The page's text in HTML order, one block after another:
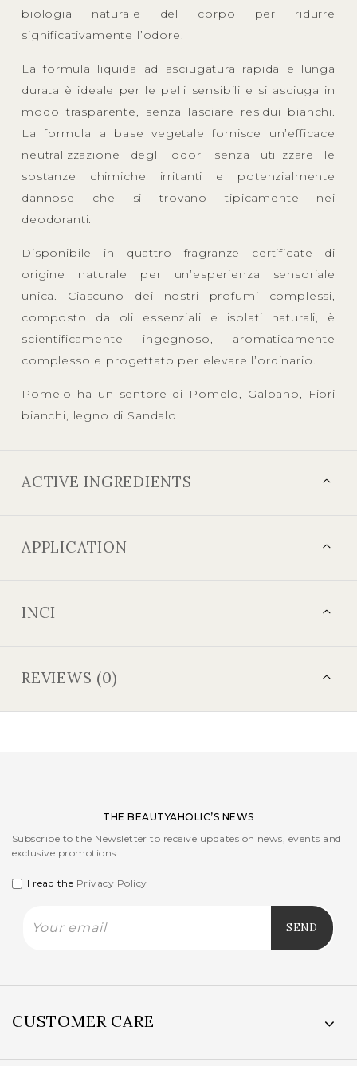
biologia naturale del corpo per ridurre
significativamente l’odore.
La formula liquida ad asciugatura rapida e lunga
durata è ideale per le pelli sensibili e si asciuga in
modo trasparente, senza lasciare residui bianchi.
La formula a base vegetale fornisce un’efficace
neutralizzazione degli odori senza utilizzare le
sostanze chimiche irritanti e potenzialmente
dannose che si trovano tipicamente nei
deodoranti.
Disponibile in quattro fragranze certificate di
origine naturale per un’esperienza sensoriale
unica. Ciascuno dei nostri profumi complessi,
composto da oli essenziali e isolati naturali, è
scientificamente ingegnoso, aromaticamente
complesso e progettato per elevare l’ordinario.
Pomelo ha un sentore di Pomelo, Galbano, Fiori
bianchi, legno di Sandalo.
ACTIVE INGREDIENTS
APPLICATION
INCI
REVIEWS (0)
THE BEAUTYAHOLIC’S NEWS
Subscribe to the Newsletter to receive updates on news, events and
exclusive promotions
I read the Privacy Policy
CUSTOMER CARE